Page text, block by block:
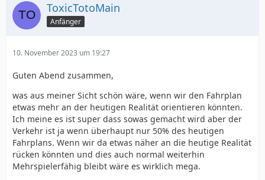
ToxicTotoMain
Anfänger
10. November 2023 um 19:27
Guten Abend zusammen,
was aus meiner Sicht schön wäre, wenn wir den Fahrplan
etwas mehr an der heutigen Realität orientieren könnten.
Ich meine es ist super dass sowas gemacht wird aber der
Verkehr ist ja wenn überhaupt nur 50% des heutigen
Fahrplans. Wenn wir da etwas näher an die heutige Realität
rücken könnten und dies auch normal weiterhin
Mehrspielerfähig bleibt wäre es wirklich mega.